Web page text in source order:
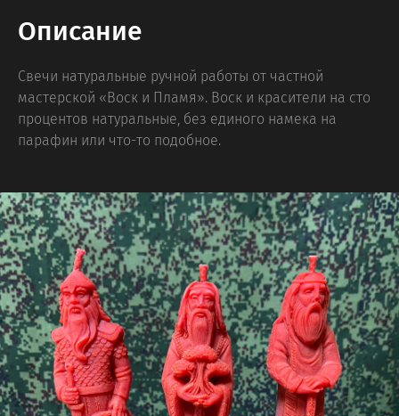
Описание
Свечи натуральные ручной работы от частной
мастерской «Воск и Пламя». Воск и красители на сто
процентов натуральные, без единого намека на
парафин или что-то подобное.